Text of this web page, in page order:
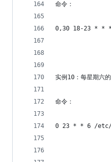
命令：
0,30 18-23 * *
实例10：每星期六
命令：
0 23 * * 6 /